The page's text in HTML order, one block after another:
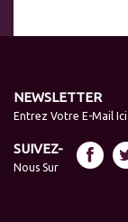
NEWSLETTER
Entrez Votre E-Mail Ici
SUIVEZ-
Nous Sur